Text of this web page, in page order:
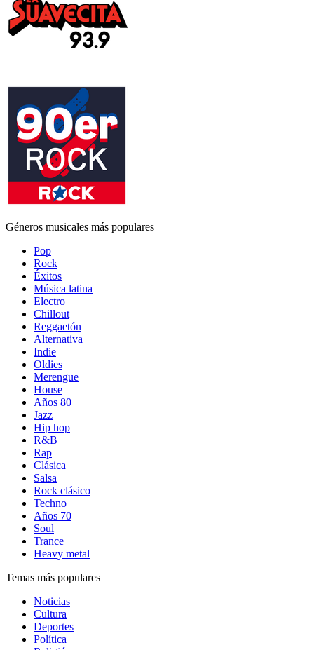
Géneros musicales más populares
Pop
Rock
Éxitos
Música latina
Electro
Chillout
Reggaetón
Alternativa
Indie
Oldies
Merengue
House
Años 80
Jazz
Hip hop
R&B
Rap
Clásica
Salsa
Rock clásico
Techno
Años 70
Soul
Trance
Heavy metal
Temas más populares
Noticias
Cultura
Deportes
Política